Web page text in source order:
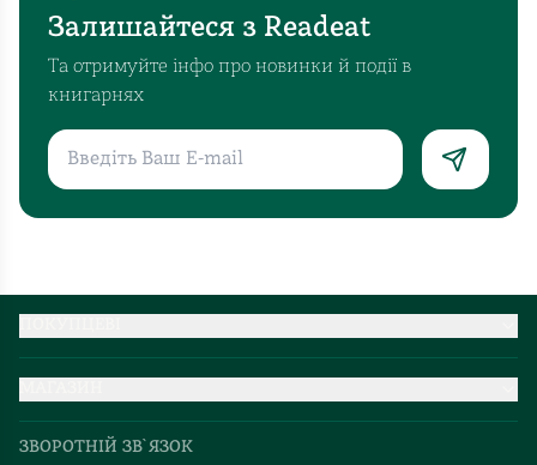
Залишайтеся з Readeat
Та отримуйте інфо про новинки й події в
книгарнях
Добірки
ЗВОРОТНІЙ ЗВ`ЯЗОК